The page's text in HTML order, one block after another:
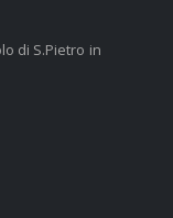
di S.Pietro in